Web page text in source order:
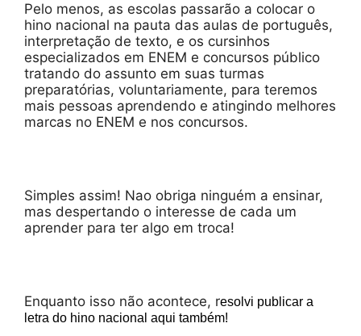
Pelo menos, as escolas passarão a colocar o
hino nacional na pauta das aulas de português,
interpretação de texto, e os cursinhos
especializados em ENEM e concursos público
tratando do assunto em suas turmas
preparatórias, voluntariamente, para teremos
mais pessoas aprendendo e atingindo melhores
marcas no ENEM e nos concursos.
Simples assim! Nao obriga ninguém a ensinar,
mas despertando o interesse de cada um
aprender para ter algo em troca!
Enquanto isso não acontece, resolvi publicar a
letra do hino nacional aqui também!